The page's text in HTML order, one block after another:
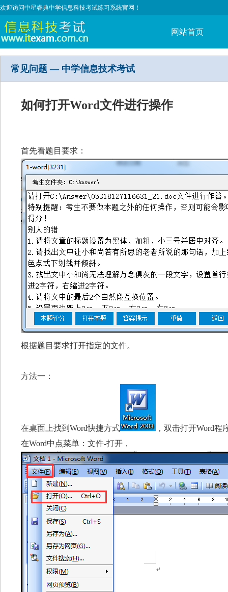
欢迎访问中星睿典中学信息科技考试练习系统官网！
网站首页
常见问题 — 中学信息技术考试
如何打开Word文件进行操作
首先看题目要求：
根据题目要求打开指定的文件。
方法一：
在桌面上找到Word快捷方式
，双击打开Word程
在Word中点菜单：文件-打开，